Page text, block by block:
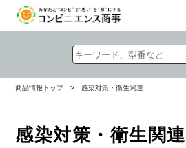
商品情報トップ > 感染対策・衛生関連
感染対策・衛生関連